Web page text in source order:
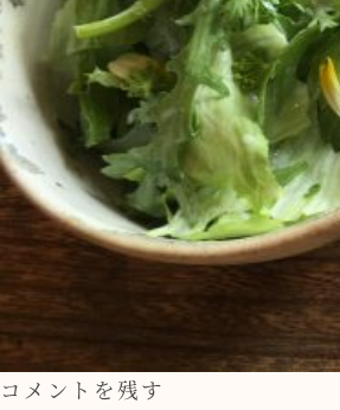
コメントを残す